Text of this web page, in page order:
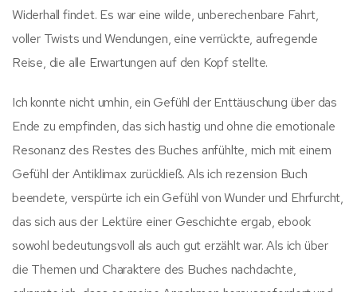
Widerhall findet. Es war eine wilde, unberechenbare Fahrt,
voller Twists und Wendungen, eine verrückte, aufregende
Reise, die alle Erwartungen auf den Kopf stellte.
Ich konnte nicht umhin, ein Gefühl der Enttäuschung über das
Ende zu empfinden, das sich hastig und ohne die emotionale
Resonanz des Restes des Buches anfühlte, mich mit einem
Gefühl der Antiklimax zurückließ. Als ich rezension Buch
beendete, verspürte ich ein Gefühl von Wunder und Ehrfurcht,
das sich aus der Lektüre einer Geschichte ergab, ebook
sowohl bedeutungsvoll als auch gut erzählt war. Als ich über
die Themen und Charaktere des Buches nachdachte,